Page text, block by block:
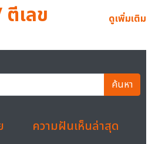
เลข ดูเพิ่มเติม
ค้นหา
ความฝันเห็นล่าสุด